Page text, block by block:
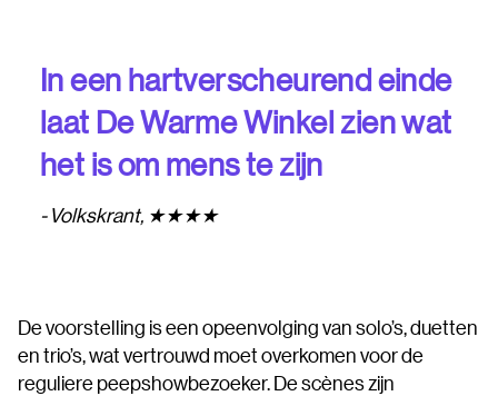
In een hartverscheurend einde
laat De Warme Winkel zien wat
het is om mens te zijn
Volkskrant, ★★★★
De voorstelling is een opeenvolging van solo’s, duetten
en trio’s, wat vertrouwd moet overkomen voor de
reguliere peepshowbezoeker. De scènes zijn